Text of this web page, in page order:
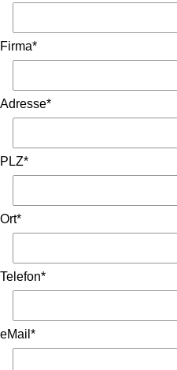
Firma*
Adresse*
PLZ*
Ort*
Telefon*
eMail*